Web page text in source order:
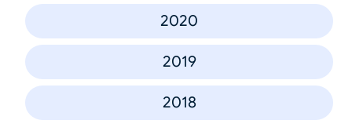
2020
2019
2018